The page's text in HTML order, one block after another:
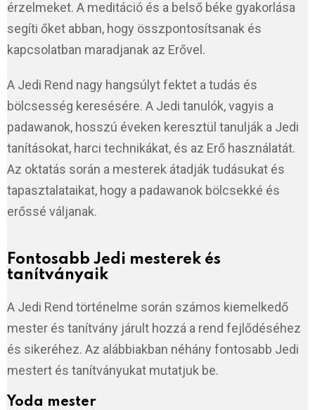
érzelmeket. A meditáció és a belső béke gyakorlása
segíti őket abban, hogy összpontosítsanak és
kapcsolatban maradjanak az Erővel.
A Jedi Rend nagy hangsúlyt fektet a tudás és
bölcsesség keresésére. A Jedi tanulók, vagyis a
padawanok, hosszú éveken keresztül tanulják a Jedi
tanításokat, harci technikákat, és az Erő használatát.
Az oktatás során a mesterek átadják tudásukat és
tapasztalataikat, hogy a padawanok bölcsekké és
erőssé váljanak.
Fontosabb Jedi mesterek és
tanítványaik
A Jedi Rend történelme során számos kiemelkedő
mester és tanítvány járult hozzá a rend fejlődéséhez
és sikeréhez. Az alábbiakban néhány fontosabb Jedi
mestert és tanítványukat mutatjuk be.
Yoda mester